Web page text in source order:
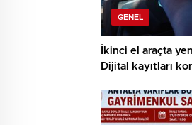
GENEL
İkinci el araçta
Dijital kayıtları